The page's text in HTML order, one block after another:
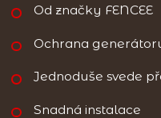
Od značky FENCEE
Ochrana
Jednoduše svede
Snadná instalace